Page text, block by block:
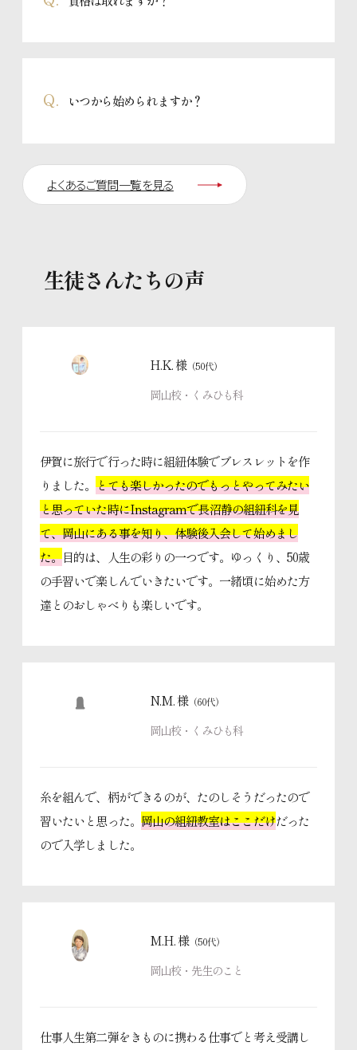
付師資格（3〜1級）がご取得いただけます。履歴書にもかける
Q. いつから始められますか？
月初でなくても、お好きなタイミングで開始いただけます。
よくあるご質問一覧を見る
生徒さんたちの声
H.K. 様（50代）
岡山校・くみひも科
伊賀に旅行で行った時に組紐体験でブレスレットを作
りました。とても楽しかったのでもっとやってみたい
と思っていた時にInstagramで長沼静の組紐科を見
て、岡山にある事を知り、体験後入会して始めまし
た。目的は、人生の彩りの一つです。ゆっくり、50歳
の手習いで楽しんでいきたいです。一緒頃に始めた方
達とのおしゃべりも楽しいです。
N.M. 様（60代）
岡山校・くみひも科
糸を組んで、柄ができるのが、たのしそうだったので
習いたいと思った。 岡山の組紐教室はここだけだった
ので入学しました。
M.H. 様（50代）
岡山校・先生のこと
仕事人生第二弾をきものに携わる仕事でと考え受講し